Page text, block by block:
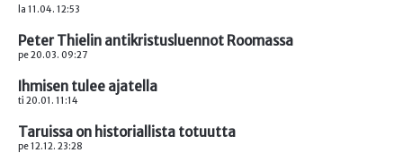
la 11.04. 12:53
Peter Thielin antikristusluennot Roomassa
pe 20.03. 09:27
Ihmisen tulee ajatella
ti 20.01. 11:14
Taruissa on historiallista totuutta
pe 12.12. 23:28